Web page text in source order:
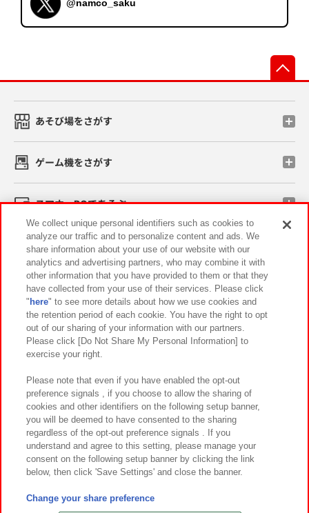
@namco_saku
あそび場をさがす
ゲーム機をさがす
スマホ・PCであそぶ
イベント・キャンペーン
関連会社 サステナビリティ サイトポリシー
プライバシーポリシー ウェブアクセシビリティ方針と検証結果
お取引先さまとともに
カスタマーハラスメント対応方針 よくあるご質問・お問い合わせ
©Bandai Namco Amusement Inc.
©Bandai Namco Amusement Lab Inc.
We collect unique personal identifiers such as cookies to
analyze our traffic and to personalize content and ads. We
share information about your use of our website with our
analytics and advertising partners, who may combine it with
other information that you have provided to them or that they
have collected from your use of their services. Please click
" here" to see more details about how we use cookies and
the retention period of each cookie. You have the right to opt
out of our sharing of your information with our partners.
Please click [Do Not Share My Personal Information] to
exercise your right.
Please note that even if you have enabled the opt-out
preference signals , if you choose to allow the sharing of
cookies and other identifiers on the following setup banner,
you will be deemed to have consented to the sharing
regardless of the opt-out preference signals . If you
understand and agree to this setting, please manage your
consent on the following setup banner by clicking the link
below, then click 'Save Settings' and close the banner.
Change your share preference